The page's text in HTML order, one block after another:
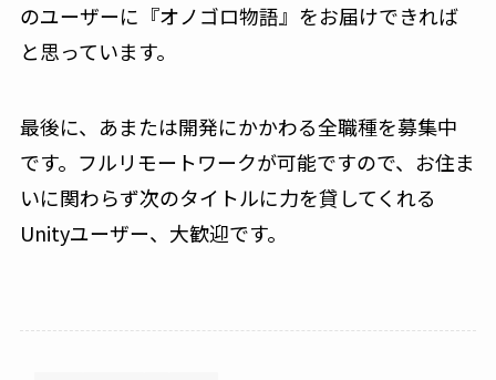
のユーザーに『オノゴロ物語』をお届けできれば
と思っています。
最後に、あまたは開発にかかわる全職種を募集中
です。フルリモートワークが可能ですので、お住ま
いに関わらず次のタイトルに力を貸してくれる
Unityユーザー、大歓迎です。